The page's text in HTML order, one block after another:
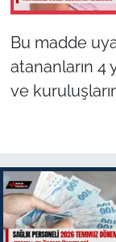
Bu madde
atananların 4
ve